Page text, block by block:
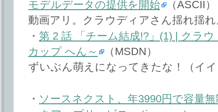
モデルデータの提供を開始
（ASCII）
動画アリ。クラウディアさん揺れ揺れ
・ 第 2 話 「チーム結成!?」(1) | クラ
カップ へん～
（MSDN）
ずいぶん萌えになってきたな！（イ
・ ソースネクスト、年3990円で容量